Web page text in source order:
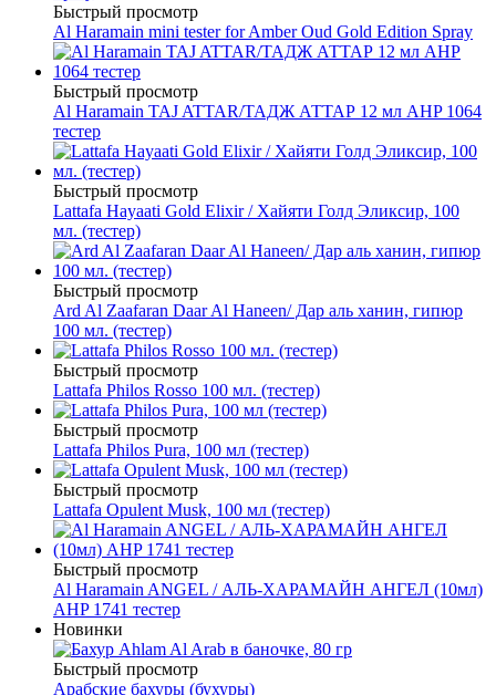
Быстрый просмотр
Al Haramain mini tester for Amber Oud Gold Edition Spray
Быстрый просмотр
Al Haramain TAJ ATTAR/ТАДЖ АТТАР 12 мл AHP 1064
тестер
Быстрый просмотр
Lattafa Hayaati Gold Elixir / Хайяти Голд Эликсир, 100
мл. (тестер)
Быстрый просмотр
Ard Al Zaafaran Daar Al Haneen/ Дар аль ханин, гипюр
100 мл. (тестер)
Быстрый просмотр
Lattafa Philos Rosso 100 мл. (тестер)
Быстрый просмотр
Lattafa Philos Pura, 100 мл (тестер)
Быстрый просмотр
Lattafa Opulent Musk, 100 мл (тестер)
Быстрый просмотр
Al Haramain ANGEL / АЛЬ-ХАРАМАЙН АНГЕЛ (10мл)
AHP 1741 тестер
Новинки
Быстрый просмотр
Арабские бахуры (бухуры)